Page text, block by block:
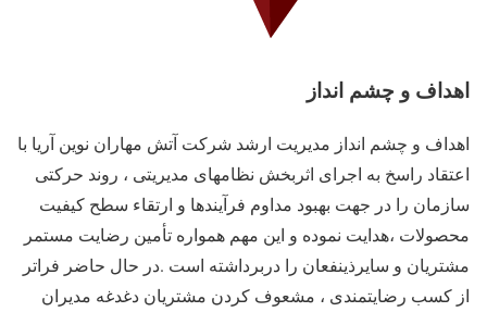
اهداف و چشم انداز
اهداف و چشم انداز مدیریت ارشد شرکت آتش مهاران نوین آریا با
اعتقاد راسخ به اجرای اثربخش نظامهای مديريتی ، روند حرکتی
سازمان را در جهت بهبود مداوم فرآيندها و ارتقاء سطح کیفیت
محصولات ،هدایت نموده و این مهم همواره تأمین رضایت مستمر
مشتریان و سایرذینفعان را دربرداشته است .در حال حاضر فراتر
از کسب رضایتمندی ، مشعوف کردن مشتریان دغدغه مدیران